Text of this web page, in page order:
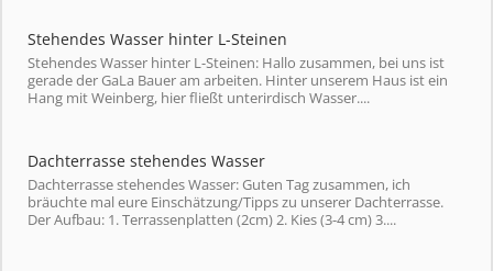
Stehendes Wasser hinter L-Steinen
Stehendes Wasser hinter L-Steinen: Hallo zusammen, bei uns ist
gerade der GaLa Bauer am arbeiten. Hinter unserem Haus ist ein
Hang mit Weinberg, hier fließt unterirdisch Wasser....
Dachterrasse stehendes Wasser
Dachterrasse stehendes Wasser: Guten Tag zusammen, ich
bräuchte mal eure Einschätzung/Tipps zu unserer Dachterrasse.
Der Aufbau: 1. Terrassenplatten (2cm) 2. Kies (3-4 cm) 3....